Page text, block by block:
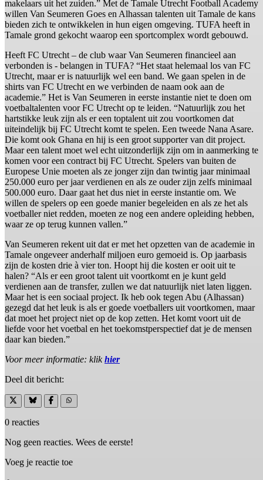
makelaars uit het zuiden.” Met de Tamale Utrecht Football Academy
willen Van Seumeren Goes en Alhassan talenten uit Tamale de kans
bieden zich te ontwikkelen in hun eigen omgeving. TUFA heeft in
Tamale grond gekocht waarop een sportcomplex wordt gebouwd.
Heeft FC Utrecht – de club waar Van Seumeren financieel aan
verbonden is - belangen in TUFA? “Het staat helemaal los van FC
Utrecht, maar er is natuurlijk wel een band. We gaan spelen in de
shirts van FC Utrecht en we verbinden de naam ook aan de
academie.” Het is Van Seumeren in eerste instantie niet te doen om
voetbaltalenten voor FC Utrecht op te leiden. “Natuurlijk zou het
hartstikke leuk zijn als er een toptalent uit zou voortkomen dat
uiteindelijk bij FC Utrecht komt te spelen. Een tweede Nana Asare.
Die komt ook Ghana en hij is een groot supporter van dit project.
Maar een talent moet wel echt uitzonderlijk zijn om in aanmerking te
komen voor een contract bij FC Utrecht. Spelers van buiten de
Europese Unie moeten als ze jonger zijn dan twintig jaar minimaal
250.000 euro per jaar verdienen en als ze ouder zijn zelfs minimaal
500.000 euro. Daar gaat het dus niet in eerste instantie om. We
willen de spelers op een goede manier begeleiden en als ze het als
voetballer niet redden, moeten ze nog een andere opleiding hebben,
waar ze op terug kunnen vallen.”
Van Seumeren rekent uit dat er met het opzetten van de academie in
Tamale ongeveer anderhalf miljoen euro gemoeid is. Op jaarbasis
zijn de kosten drie à vier ton. Hoopt hij die kosten er ooit uit te
halen? “Als er een groot talent uit voortkomt en je kunt geld
verdienen aan de transfer, zullen we dat natuurlijk niet laten liggen.
Maar het is een sociaal project. Ik heb ook tegen Abu (Alhassan)
gezegd dat het leuk is als er goede voetballers uit voortkomen, maar
dat moet het project niet op de kop zetten. Het komt voort uit de
liefde voor het voetbal en het toekomstperspectief dat je de mensen
daar kan bieden.”
Voor meer informatie: klikhier
Deel dit bericht:
0 reacties
Nog geen reacties. Wees de eerste!
Voeg je reactie toe